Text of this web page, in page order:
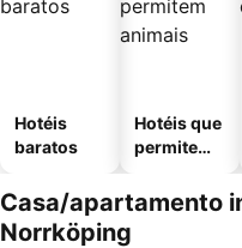
Hotéis
baratos
Hotéis que
permitem
Casa/apartamento
Norrköping